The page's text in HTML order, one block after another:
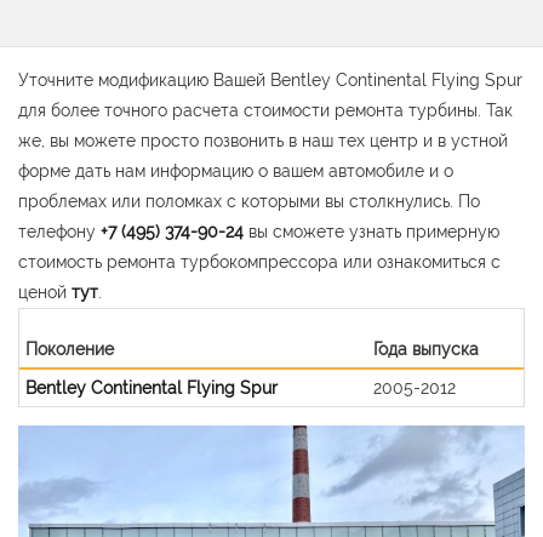
Уточните модификацию Вашей Bentley Continental Flying Spur
для более точного расчета стоимости ремонта турбины. Так
же, вы можете просто позвонить в наш тех центр и в устной
форме дать нам информацию о вашем автомобиле и о
проблемах или поломках с которыми вы столкнулись. По
телефону +7 (495) 374-90-24 вы сможете узнать примерную
стоимость ремонта турбокомпрессора или ознакомиться с
ценой тут
Поколение
Года выпуска
Bentley Continental Flying Spur
2005-2012